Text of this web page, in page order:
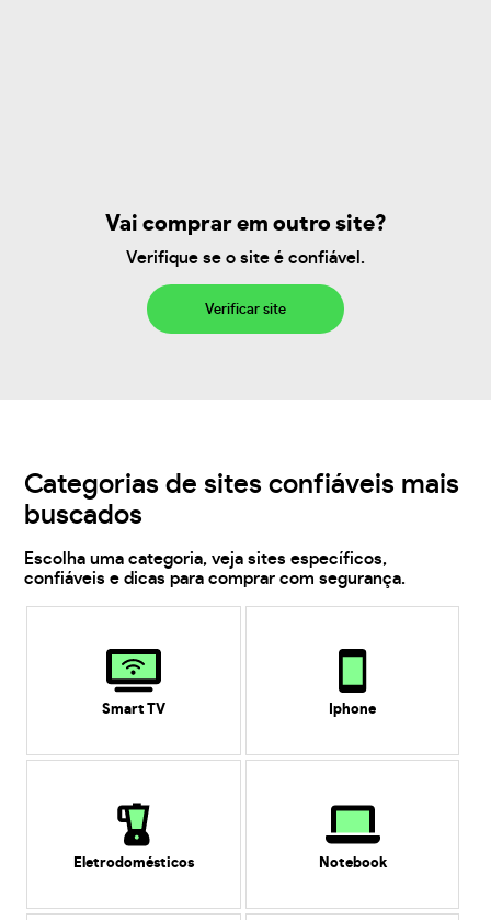
Vai comprar em outro site?
Verifique se o site é confiável.
Verificar site
Categorias de sites confiáveis mais
buscados
Escolha uma categoria, veja sites específicos,
confiáveis e dicas para comprar com segurança.
Smart TV Iphone
Eletrodomésticos Notebook